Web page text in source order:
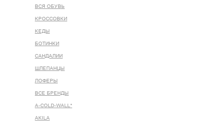
ВСЯ ОБУВЬ
КРОССОВКИ
КЕДЫ
БОТИНКИ
САНДАЛИИ
ШЛЕПАНЦЫ
ЛОФЕРЫ
ВСЕ БРЕНДЫ
A-COLD-WALL*
AKILA